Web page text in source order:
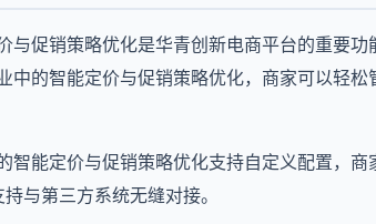
与促销策略优化是华青创新电商平台的重要
中的智能定价与促销策略优化，商家可以轻
智能定价与促销策略优化支持自定义配置，
与第三方系统无缝对接。